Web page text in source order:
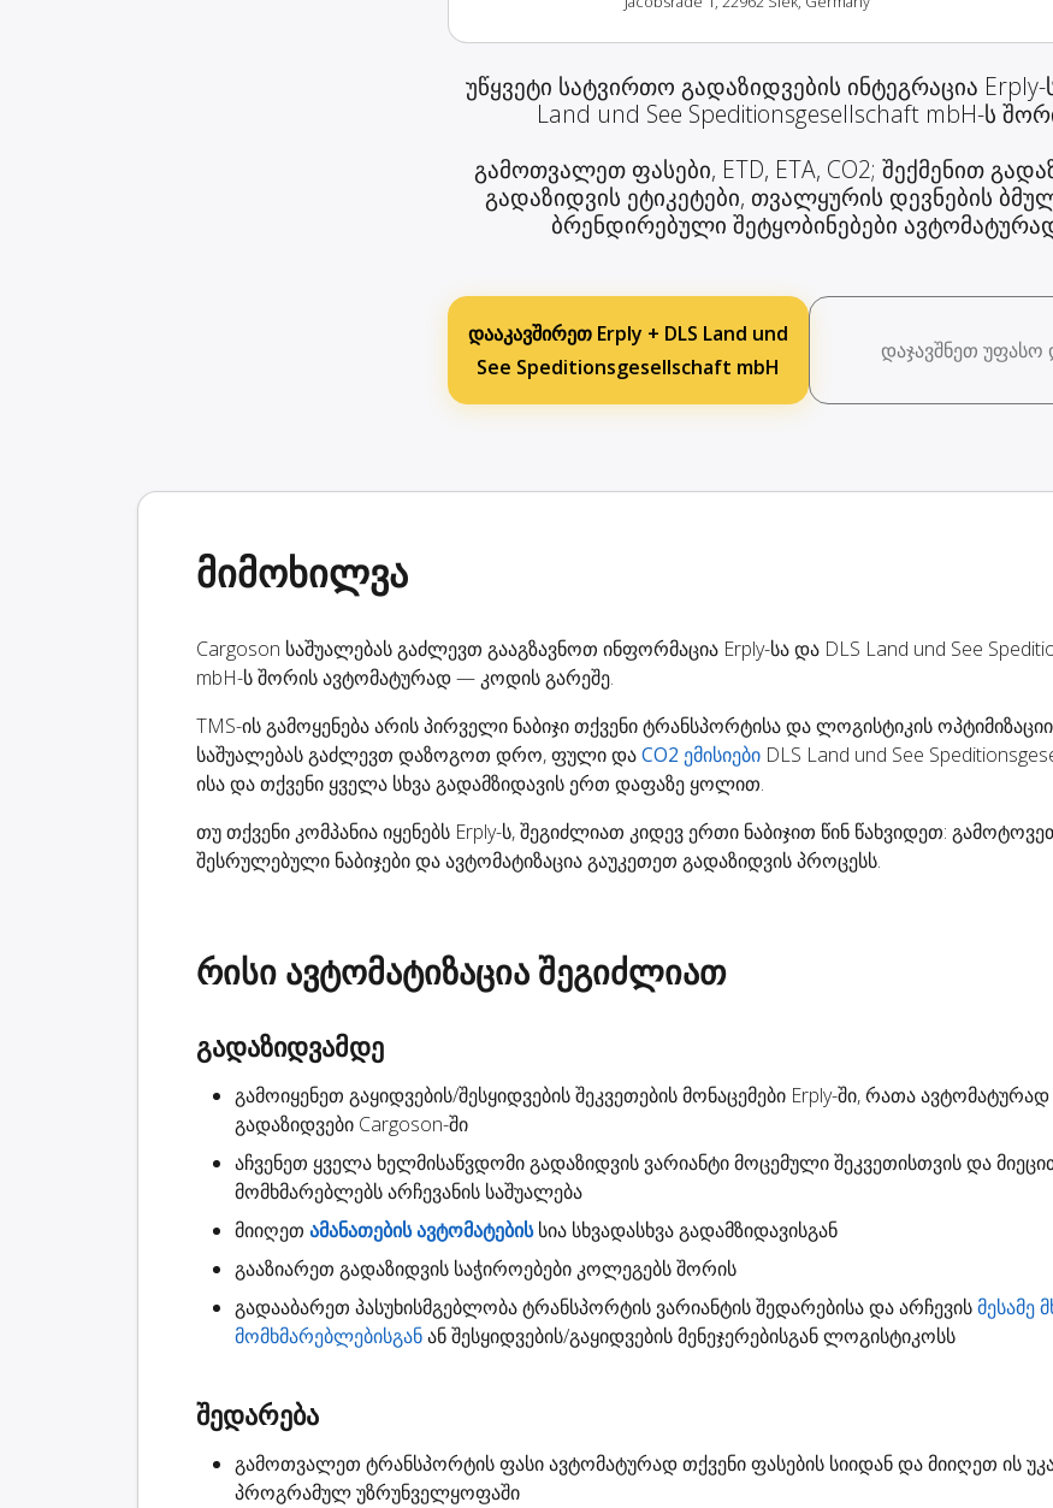
უწყვეტი სატვირთო გადაზიდვების ინტეგრაცია Erply-
Land und See Speditionsgesellschaft mbH-ს
გამოთვალეთ ფასები, ETD, ETA, CO2; შექმენით
გადაზიდვის ეტიკეტები, თვალყურის დევნების
ბრენდირებული შეტყობინებები
დააკავშირეთ Erply + DLS Land und
See Speditionsgesellschaft mbH
დაჯავშნეთ უფასო
მიმოხილვა
Cargoson საშუალებას გაძლევთ გააგზავნოთ ინფორმაცია Erply-სა და DLS Land und See
mbH-ს შორის ავტომატურად — კოდის გარეშე.
TMS-ის გამოყენება არის პირველი ნაბიჯი თქვენი ტრანსპორტისა და ლოგისტიკის
საშუალებას გაძლევთ დაზოგოთ დრო, ფული დაCO2 ემისიები DLS Land und See
ისა და თქვენი ყველა სხვა გადამზიდავის ერთ დაფაზე ყოლით.
თუ თქვენი კომპანია იყენებს Erply-ს, შეგიძლიათ კიდევ ერთი ნაბიჯით წინ წახვიდეთ:
შესრულებული ნაბიჯები და ავტომატიზაცია გაუკეთეთ გადაზიდვის პროცესს.
რისი ავტომატიზაცია შეგიძლიათ
გადაზიდვამდე
გამოიყენეთ გაყიდვების/შესყიდვების შეკვეთების მონაცემები Erply-ში, რათა ავტომატურად
გადაზიდვები Cargoson-ში
აჩვენეთ ყველა ხელმისაწვდომიგადაზიდვის ვარიანტიმოცემული შეკვეთისთვის და
მომხმარებლებს არჩევანის საშუალება
მიიღეთ ამანათების ავტომატებისსია სხვადასხვა გადამზიდავისგან
გააზიარეთ გადაზიდვის საჭიროებები კოლეგებს შორის
გადააბარეთ პასუხისმგებლობატრანსპორტის ვარიანტის შედარებისა და არჩევისმესამე
მომხმარებლებისგანან შესყიდვების/გაყიდვების მენეჯერებისგან ლოგისტიკოსს
შედარება
გამოთვალეთ ტრანსპორტის ფასიავტომატურად თქვენი ფასების სიიდან და მიიღეთ ის
პროგრამულ უზრუნველყოფაში